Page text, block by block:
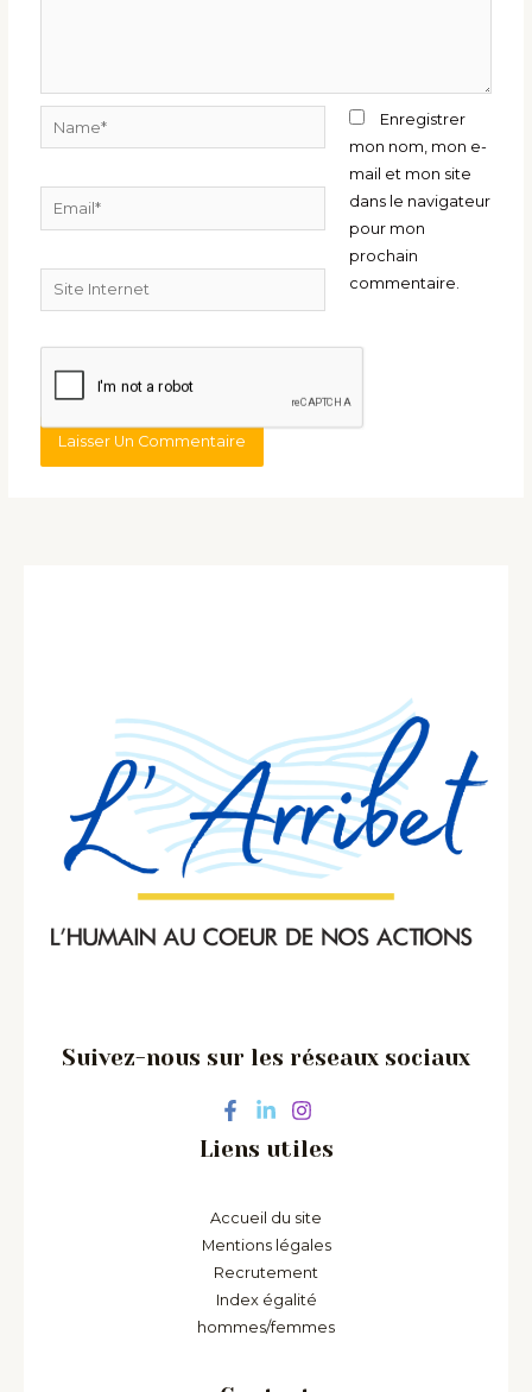
Email*
Site
Internet
Enregistrer
mon nom, mon e-
mail et mon site
dans le navigateur
pour mon
prochain
commentaire.
Suivez-nous sur les réseaux sociaux
Liens utiles
Accueil du site
Mentions légales
Recrutement
Index égalité
hommes/femmes